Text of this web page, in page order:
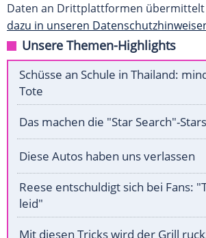
Daten an Drittplattformen übermittelt
dazu in unseren
Unsere Themen-Highlights
Schüsse an Schule in Thailand:
Tote
Das machen die "Star Search"-
Diese Autos haben uns verlassen
Reese entschuldigt sich bei Fans:
leid"
Mit diesen Tricks wird der Grill